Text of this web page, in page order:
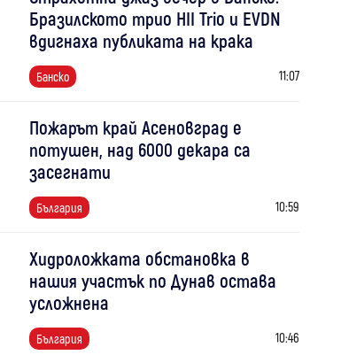
Бразилското трио HII Trio и EVDN
вдигнаха публиката на крака
Банско 11:07
Пожарът край Асеновград е
потушен, над 6000 декара са
засегнати
България 10:59
Хидроложката обстановка в
нашия участък по Дунав остава
усложнена
България 10:46